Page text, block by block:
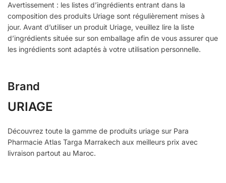
Avertissement : les listes d’ingrédients entrant dans la
composition des produits Uriage sont régulièrement mises à
jour. Avant d’utiliser un produit Uriage, veuillez lire la liste
d’ingrédients située sur son emballage afin de vous assurer que
les ingrédients sont adaptés à votre utilisation personnelle.
Brand
URIAGE
Découvrez toute la gamme de produits uriage sur Para
Pharmacie Atlas Targa Marrakech aux meilleurs prix avec
livraison partout au Maroc.